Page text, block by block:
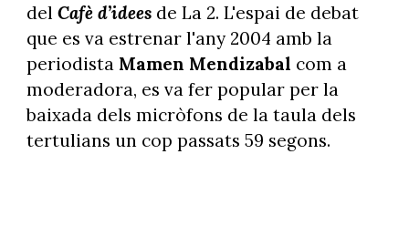
del Cafè d’ideesde La 2. L'espai de debat
que es va estrenar l'any 2004 amb la
periodista Mamen Mendizabal com a
moderadora, es va fer popular per la
baixada dels micròfons de la taula dels
tertulians un cop passats 59 segons.